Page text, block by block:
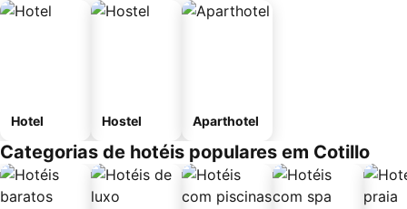
Hotel Hostel Aparthotel
Categorias de hotéis populares em Cotillo